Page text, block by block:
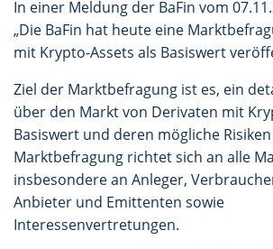
In einer Meldung der BaFin vom
„Die BaFin hat heute eine
mit Krypto-Assets als Basiswert
Ziel der Marktbefragung ist es, ein
über den Markt von Derivaten mit
Basiswert und deren mögliche
Marktbefragung richtet sich an alle
insbesondere an Anleger,
Anbieter und Emittenten sowie
Interessenvertretungen.